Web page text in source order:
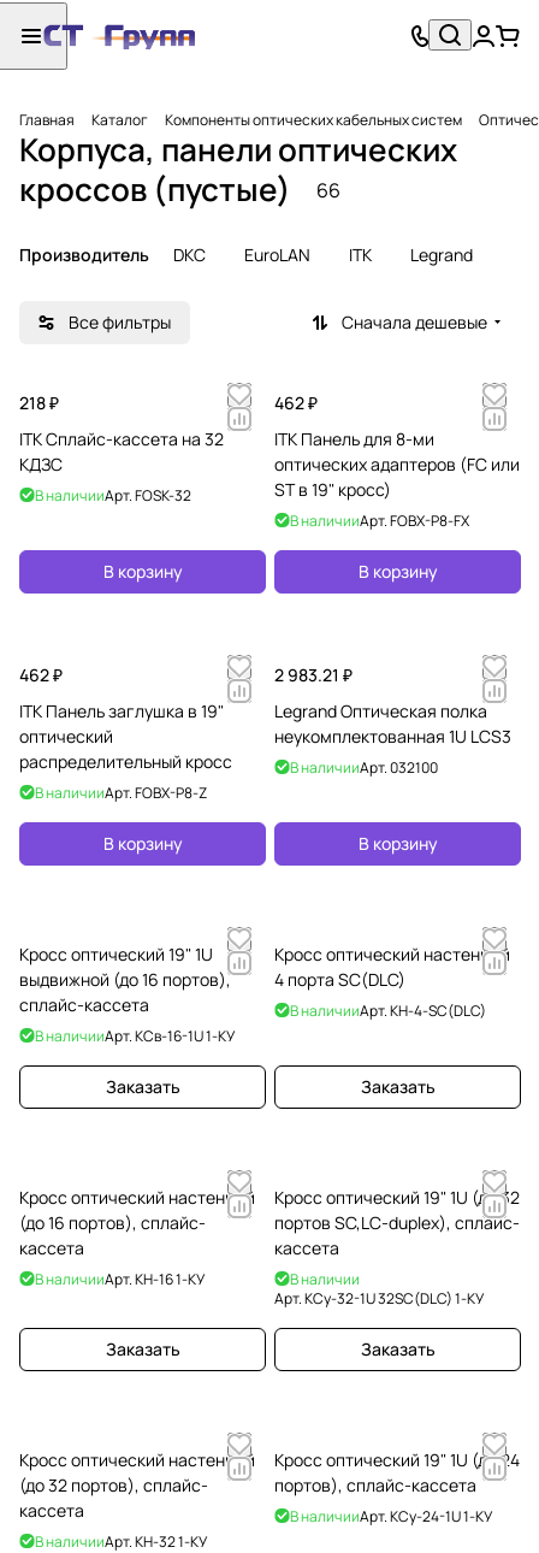
Главная Каталог Компоненты оптических кабельных систем
Корпуса, панели оптических
кроссов (пустые)
66
Производитель DKC EuroLAN ITK Legrand
Все фильтры Сначала дешевые
218 ₽
ITK Cплайс-кассета на 32
КДЗС
В наличииАрт.FOSK-32
В корзину
462 ₽
ITK Панель для 8-ми
оптических адаптеров (FC или
ST в 19" кросс)
В наличииАрт.FOBX-P8-FX
В корзину
462 ₽
ITK Панель заглушка в 19"
оптический
распределительный кросс
В наличииАрт.FOBX-P8-Z
В корзину
2 983.21 ₽
Legrand Оптическая полка
неукомплектованная 1U LCS3
В наличииАрт.032100
В корзину
Кросс оптический 19" 1U
выдвижной (до 16 портов),
сплайс-кассета
В наличииАрт.КСв-16-1U 1-КУ
Заказать
Кросс оптический настенный
4 порта SC(DLC)
В наличииАрт.КН-4-SC(DLC)
Заказать
Кросс оптический настенный
(до 16 портов), сплайс-
кассета
В наличииАрт.КН-16 1-КУ
Заказать
Кросс оптический 19" 1U (до 32
портов SC,LC-duplex), сплайс-
кассета
В наличии
Арт.КСу-32-1U 32SC(DLC) 1-КУ
Заказать
Кросс оптический настенный
(до 32 портов), сплайс-
кассета
В наличииАрт.КН-32 1-КУ
Кросс оптический 19" 1U (до 24
портов), сплайс-кассета
В наличииАрт.КСу-24-1U 1-КУ